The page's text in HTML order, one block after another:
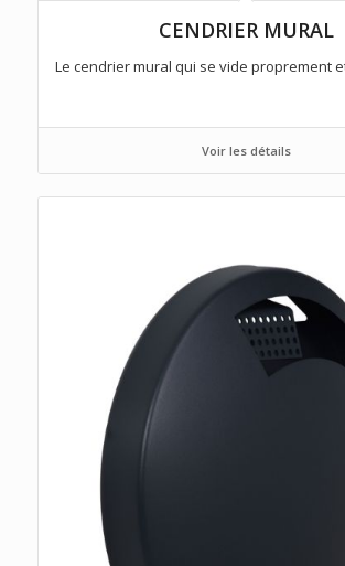
CENDRIER MURAL
Le cendrier mural qui se vide proprement
Voir les détails